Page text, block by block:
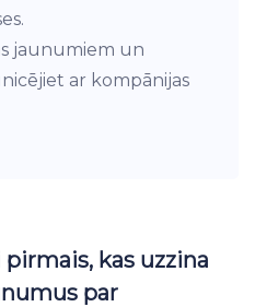
jaunumiem un
ar kompānijas
pirmais, kas uzzina
par